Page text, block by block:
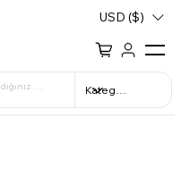
USD ($)